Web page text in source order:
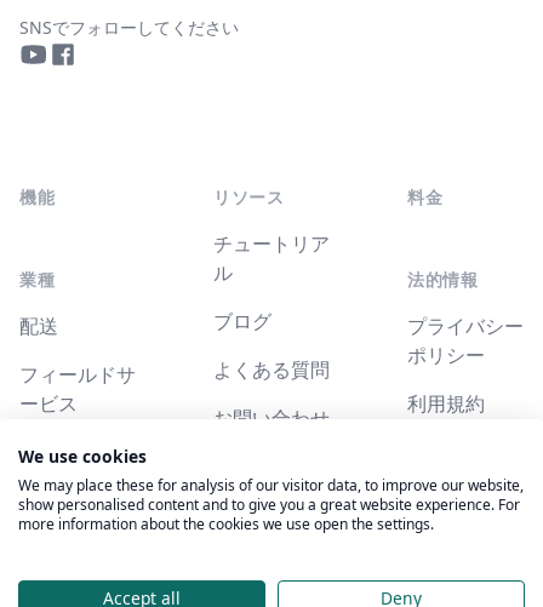
SNSでフォローしてください
機能
業種
配送
フィールドサ
ービス
リソース
チュートリア
ル
ブログ
よくある質問
お問い合わせ
ータス
料金
法的情報
プライバシー
ポリシー
利用規約
© 2026 Technologies Suzero Inc. 全著作権所有。
We use cookies
We may place these for analysis of our visitor data, to improve our website,
show personalised content and to give you a great website experience. For
more information about the cookies we use open the settings.
Accept all Deny